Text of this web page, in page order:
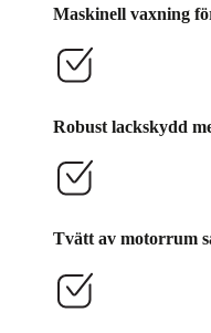
Maskinell vaxning
Robust lackskydd
Tvätt av motorrum